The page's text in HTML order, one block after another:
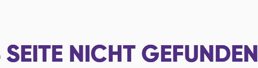
SEITE NICHT GEFUNDEN